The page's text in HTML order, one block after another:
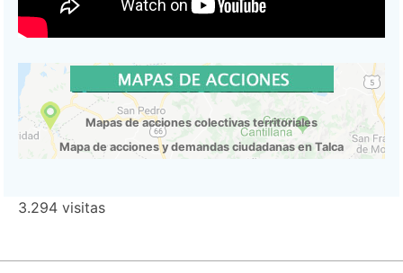
Mapas de acciones colectivas territoriales
Mapa de acciones y demandas ciudadanas en Talca
3.294 visitas